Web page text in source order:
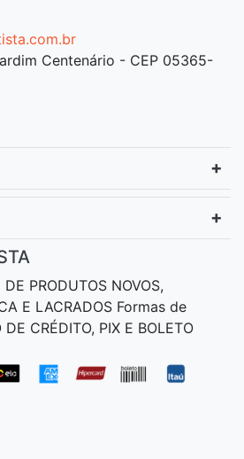
Centenário - CEP 05365-
PRODUTOS NOVOS,
E LACRADOS Formas de
CRÉDITO, PIX E BOLETO